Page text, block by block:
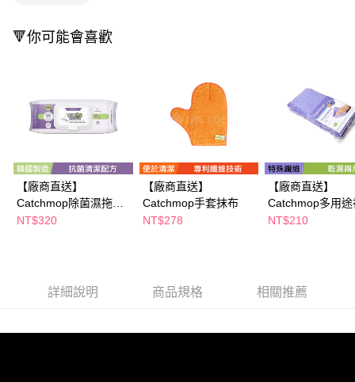
結帳頁面，進行簡訊認證並確認金額後，即可完成結帳。
※ 請注意：結帳手續完成當下不需立刻繳費，但若您需要取消訂單，請聯絡
購買商品的店家。未經商家同意取消之訂單仍視為有效，需透過AFTEE先享
後付繳納相關費用。
※ 交易是否成功請以「AFTEE先享後付 」之結帳頁面顯示為準，若有關於
是否繳費成功／繳費後需取消欲退款等相關疑問，請聯繫「AFTEE先享後付
客戶支援中心」https://netprotections.freshdesk.com/support/home
【注意事項】
１．透過由恩沛科技股份有限公司提供之「AFTEE先享後付」服務完成之交
易，需依本服務之必要範圍內提供個人資料，並將交易相關給付款項請求債
「AFTEE先享後付」，若未經同意申辦者引起之損失，本公司不負相關責
時審查核予不同之上限額度；若仍有額度不足之情形，本公司將視審查結果
🔻你可能會喜歡
【廠商直送】
Catchmop除菌濕拖巾
30張(1包)
NT$320
【廠商直送】
Catchmop手套抹布
NT$278
【廠商直送】
Catchmop多用途
抹布
NT$210
詳細說明 商品規格 相關推薦